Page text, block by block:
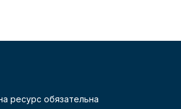
ресурс обязательна